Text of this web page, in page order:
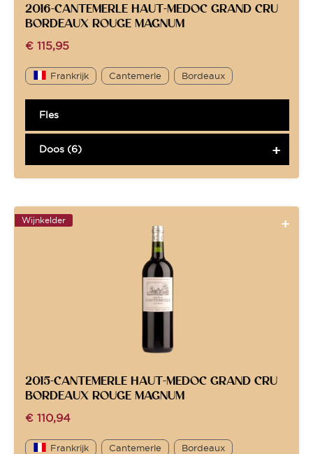
2016-CANTEMERLE HAUT-MEDOC GRAND CRU
BORDEAUX ROUGE MAGNUM
€ 115,95
Frankrijk Cantemerle Bordeaux
Fles
Doos (6)
Wijnkelder
2015-CANTEMERLE HAUT-MEDOC GRAND CRU
BORDEAUX ROUGE MAGNUM
€ 110,94
Frankrijk Cantemerle Bordeaux